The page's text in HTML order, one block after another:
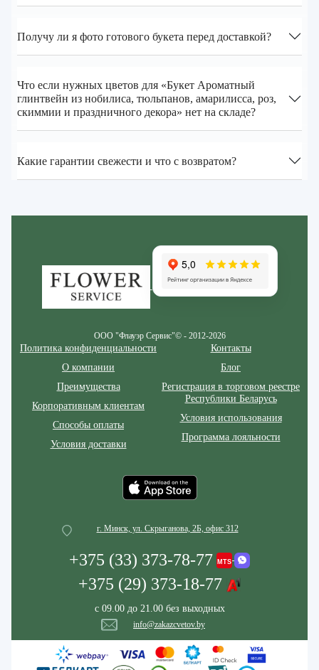
Получу ли я фото готового букета перед доставкой?
Что если нужных цветов для «Букет Ароматный
глинтвейн из нобилиса, тюльпанов, амарилисса, роз,
скиммии и праздничного декора» нет на складе?
Какие гарантии свежести и что с возвратом?
ООО "Флауэр Сервис"© - 2012-2026
Политика конфиденциальности
О компании
Преимущества
Корпоративным клиентам
Способы оплаты
Условия доставки
Контакты
Блог
Регистрация в торговом реестре
Республики Беларусь
Условия использования
Программа лояльности
г. Минск, ул. Скрыганова, 2Б, офис 312
+375 (33) 373-78-77
+375 (29) 373-18-77
с 09.00 до 21.00 без выходных
info@zakazcvetov.by